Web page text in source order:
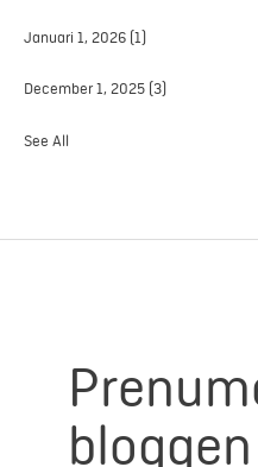
Januari 1, 2026 (1)
December 1, 2025 (3)
See All
bloggen